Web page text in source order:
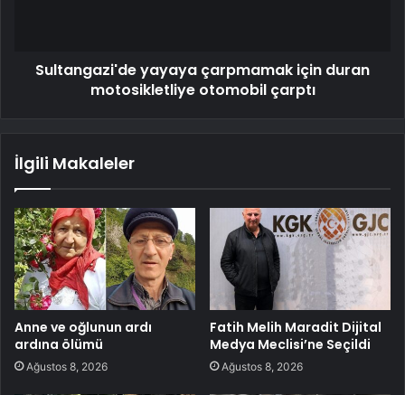
Sultangazi'de yayaya çarpmamak için duran
motosikletliye otomobil çarptı
İlgili Makaleler
Anne ve oğlunun ardı
ardına ölümü
Ağustos 8, 2026
Fatih Melih Maradit Dijital
Medya Meclisi’ne Seçildi
Ağustos 8, 2026